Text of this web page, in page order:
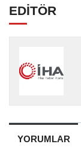
EDİTÖR
YORUMLAR